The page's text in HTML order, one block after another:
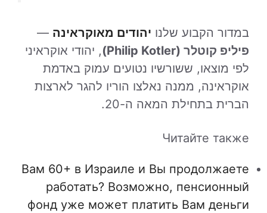
במדור הקבוע שלנו יהודים מאוקראינה —
פיליפ קוטלר (Philip Kotler)
, יהודי אוקראיני
לפי מוצאו, ששורשיו נטועים עמוק באדמת
אוקראינה, ממנה נאלצו הוריו להגר לארצות
הברית בתחילת המאה ה-20.
Читайте также
Вам 60+ в Израиле и Вы продолжаете
работать? Возможно, пенсионный
фонд уже может платить Вам деньги